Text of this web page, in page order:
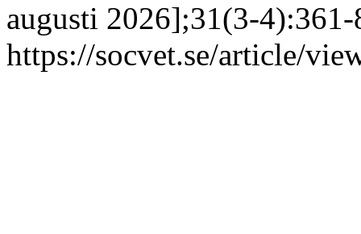
augusti 2026];31(3-
https://socvet.se/article/